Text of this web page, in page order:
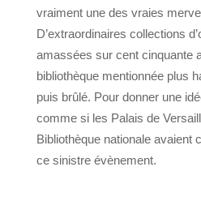
vraiment une des vraies
D’extraordinaires collections
amassées sur cent cinquante
bibliothèque mentionnée plus
puis brûlé. Pour donner une
comme si les Palais de
Bibliothèque nationale avaient
ce sinistre évènement.